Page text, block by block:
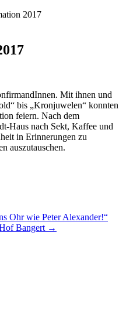
2017
Mit ihnen und
bis „Kronjuwelen“ konnten
feiern. Nach dem
Haus nach Sekt, Kaffee und
in Erinnerungen zu
auszutauschen.
Ohr wie Peter Alexander!“
Bangert →